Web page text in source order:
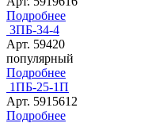
Подробнее
3ПБ-34-4
Арт. 59420
популярный
Подробнее
1ПБ-25-1П
Арт. 5915612
Подробнее